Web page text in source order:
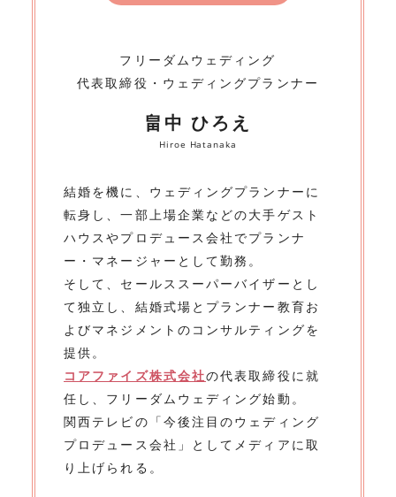
フリーダムウェディング
代表取締役・ウェディングプランナー
畠中 ひろえ
Hiroe Hatanaka
結婚を機に、ウェディングプランナーに
転身し、一部上場企業などの大手ゲスト
ハウスやプロデュース会社でプランナ
ー・マネージャーとして勤務。
そして、セールススーパーバイザーとし
て独立し、結婚式場とプランナー教育お
よびマネジメントのコンサルティングを
提供。
コアファイズ株式会社の代表取締役に就
任し、フリーダムウェディング始動。
関西テレビの「今後注目のウェディング
プロデュース会社」としてメディアに取
り上げられる。